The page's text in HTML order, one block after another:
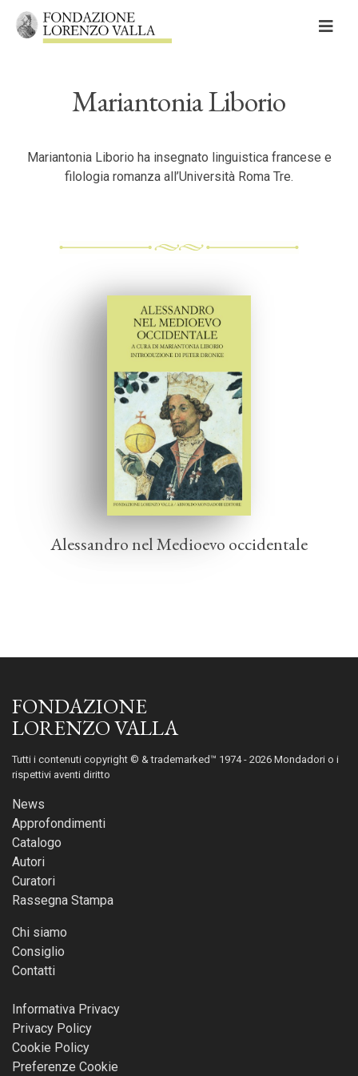
Skip
Mariantonia Liborio
Mariantonia Liborio ha insegnato linguistica francese e
filologia romanza all’Università Roma Tre.
Alessandro nel Medioevo occidentale
FONDAZIONE
LORENZO VALLA
Tutti i contenuti copyright © & trademarked™ 1974 - 2026 Mondadori o i
rispettivi aventi diritto
News
Approfondimenti
Catalogo
Autori
Curatori
Rassegna Stampa
Chi siamo
Consiglio
Contatti
Informativa Privacy
Privacy Policy
Cookie Policy
Preferenze Cookie